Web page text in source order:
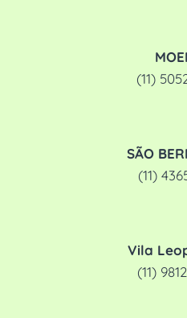
(11)
SÃO
(11)
Vila
(11)